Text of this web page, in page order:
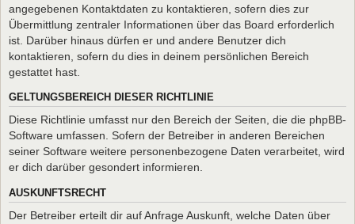
angegebenen Kontaktdaten zu kontaktieren, sofern dies zur
Übermittlung zentraler Informationen über das Board erforderlich
ist. Darüber hinaus dürfen er und andere Benutzer dich
kontaktieren, sofern du dies in deinem persönlichen Bereich
gestattet hast.
GELTUNGSBEREICH DIESER RICHTLINIE
Diese Richtlinie umfasst nur den Bereich der Seiten, die die phpBB-
Software umfassen. Sofern der Betreiber in anderen Bereichen
seiner Software weitere personenbezogene Daten verarbeitet, wird
er dich darüber gesondert informieren.
AUSKUNFTSRECHT
Der Betreiber erteilt dir auf Anfrage Auskunft, welche Daten über